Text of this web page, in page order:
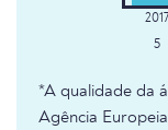
5
*A qualidade da
Agência